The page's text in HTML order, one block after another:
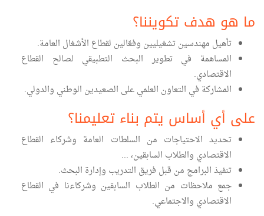
ما هو هدف تكويننا؟
تأهيل مهندسين تشغيليين وفعّالين لقطاع الأشغال العامة.
المساهمة في تطوير البحث التطبيقي لصالح القطاع
الاقتصادي.
المشاركة في التعاون العلمي على الصعيدين الوطني والدولي.
على أي أساس يتم بناء تعليمنا؟
تحديد الاحتياجات من السلطات العامة وشركاء القطاع
الاقتصادي والطلاب السابقين، ...
تنفيذ البرامج من قبل فريق التدريب وإدارة البحث.
جمع ملاحظات من الطلاب السابقين وشركاءنا في القطاع
الاقتصادي والاجتماعي.